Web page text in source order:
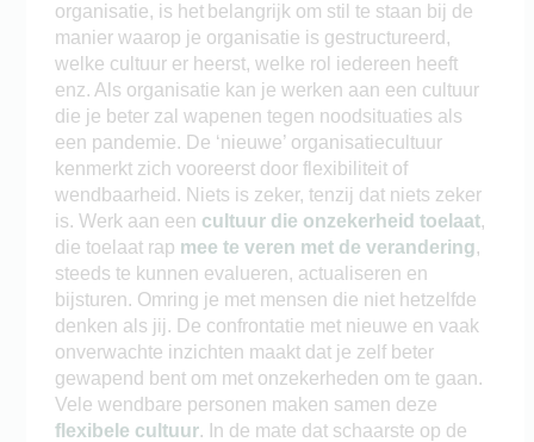
organisatie, is het belangrijk om stil te staan bij de
manier waarop je organisatie is gestructureerd,
welke cultuur er heerst, welke rol iedereen heeft
enz. Als organisatie kan je werken aan een cultuur
die je beter zal wapenen tegen noodsituaties als
een pandemie. De ‘nieuwe’ organisatiecultuur
kenmerkt zich vooreerst door flexibiliteit of
wendbaarheid. Niets is zeker, tenzij dat niets zeker
is. Werk aan een cultuur die onzekerheid toelaat,
die toelaat rap mee te veren met de verandering,
steeds te kunnen evalueren, actualiseren en
bijsturen. Omring je met mensen die niet hetzelfde
denken als jij. De confrontatie met nieuwe en vaak
onverwachte inzichten maakt dat je zelf beter
gewapend bent om met onzekerheden om te gaan.
Vele wendbare personen maken samen deze
flexibele cultuur. In de mate dat schaarste op de